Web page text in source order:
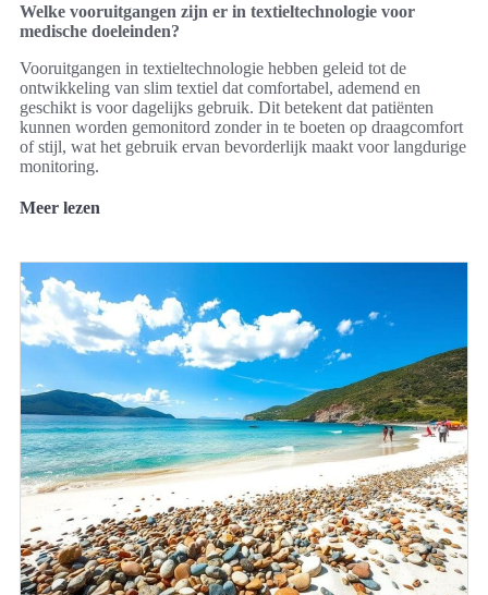
Welke vooruitgangen zijn er in textieltechnologie voor
medische doeleinden?
Vooruitgangen in textieltechnologie hebben geleid tot de
ontwikkeling van slim textiel dat comfortabel, ademend en
geschikt is voor dagelijks gebruik. Dit betekent dat patiënten
kunnen worden gemonitord zonder in te boeten op draagcomfort
of stijl, wat het gebruik ervan bevorderlijk maakt voor langdurige
monitoring.
Meer lezen